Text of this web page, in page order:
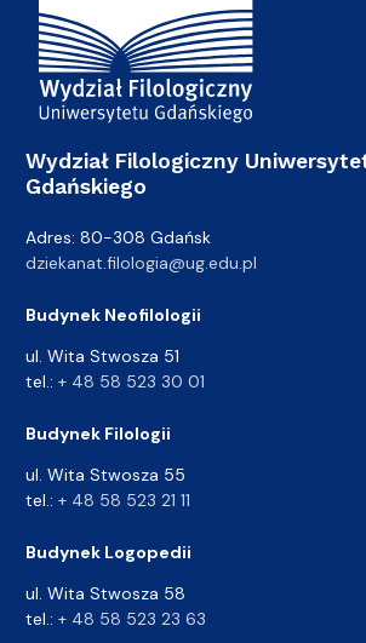
Wydział Filologiczny
Gdańskiego
Adres: 80-308 Gdańsk
dziekanat.filologia@ug.edu.pl
Budynek Neofilologii
ul. Wita Stwosza 51
tel.: + 48 58 523 30 01
Budynek Filologii
ul. Wita Stwosza 55
tel.: + 48 58 523 21 11
Budynek Logopedii
ul. Wita Stwosza 58
tel.: + 48 58 523 23 63